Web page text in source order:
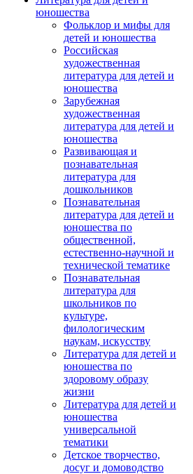
юношества
Фольклор и мифы для
детей и юношества
Российская
художественная
литература для детей и
юношества
Зарубежная
художественная
литература для детей и
юношества
Развивающая и
познавательная
литература для
дошкольников
Познавательная
литература для детей и
юношества по
общественной,
естественно-научной и
технической тематике
Познавательная
литература для
школьников по
культуре,
филологическим
наукам, искусству
Литература для детей и
юношества по
здоровому образу
жизни
Литература для детей и
юношества
универсальной
тематики
Детское творчество,
досуг и домоводство